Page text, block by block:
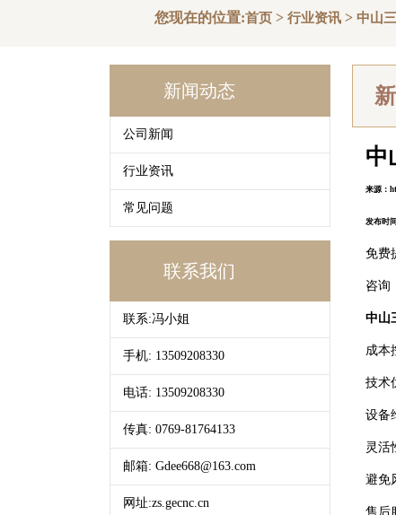
您现在的位置:首页 > 行业资讯 > 中山
新闻动态
公司新闻
行业资讯
常见问题
联系我们
联系:冯小姐
手机: 13509208330
电话: 13509208330
传真: 0769-81764133
邮箱: Gdee668@163.com
网址:zs.gecnc.cn
中
来源：
发布时
免费
咨询
中山
成本
技术
设备
灵活
避免
售后